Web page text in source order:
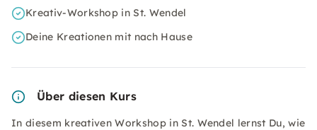
Kreativ-Workshop in St. Wendel
Deine Kreationen mit nach Hause
Über diesen Kurs
In diesem kreativen Workshop in St. Wendel lernst Du, wie